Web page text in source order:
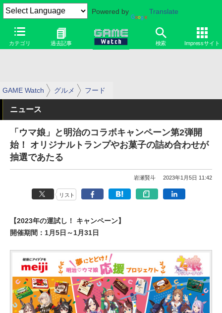
Powered by Translate
カテゴリ 過去記事 検索 Impressサイト
GAME Watch グルメ フード
ニュース
「ウマ娘」と明治のコラボキャンペーン第2弾開
始！ オリジナルトランプやお菓子の詰め合わせが
抽選であたる
岩瀬賢斗 2023年1月5日 11:42
リスト
【2023年の運試し！ キャンペーン】
開催期間：1月5日～1月31日